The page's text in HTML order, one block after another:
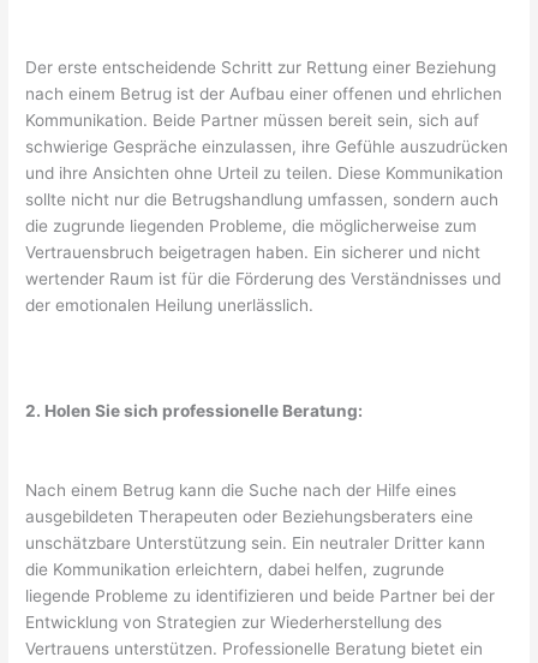
Der erste entscheidende Schritt zur Rettung einer Beziehung
nach einem Betrug ist der Aufbau einer offenen und ehrlichen
Kommunikation. Beide Partner müssen bereit sein, sich auf
schwierige Gespräche einzulassen, ihre Gefühle auszudrücken
und ihre Ansichten ohne Urteil zu teilen. Diese Kommunikation
sollte nicht nur die Betrugshandlung umfassen, sondern auch
die zugrunde liegenden Probleme, die möglicherweise zum
Vertrauensbruch beigetragen haben. Ein sicherer und nicht
wertender Raum ist für die Förderung des Verständnisses und
der emotionalen Heilung unerlässlich.
2. Holen Sie sich professionelle Beratung:
Nach einem Betrug kann die Suche nach der Hilfe eines
ausgebildeten Therapeuten oder Beziehungsberaters eine
unschätzbare Unterstützung sein. Ein neutraler Dritter kann
die Kommunikation erleichtern, dabei helfen, zugrunde
liegende Probleme zu identifizieren und beide Partner bei der
Entwicklung von Strategien zur Wiederherstellung des
Vertrauens unterstützen. Professionelle Beratung bietet ein